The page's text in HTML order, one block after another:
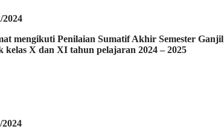
2024
mengikuti Penilaian Sumatif Akhir Semester Ganjil
kelas X dan XI tahun pelajaran 2024 – 2025
2024